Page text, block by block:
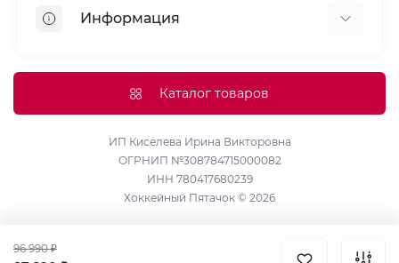
96 990 ₽
Информация
Доставка
Политика конфиденциальности и обработки
персональных данных
Карта сайта
Каталог товаров
ИП Киселева Ирина Викторовна
ОГРНИП №308784715000082
ИНН 780417680239
Хоккейный Пятачок © 2026